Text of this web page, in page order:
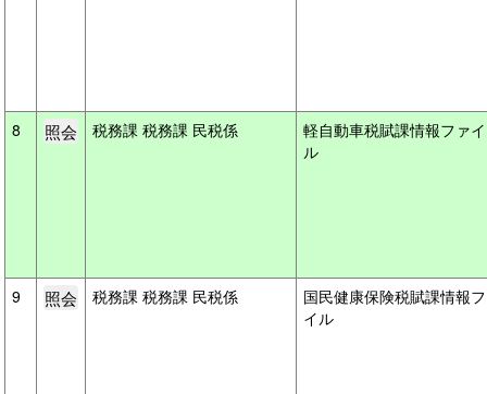
8 税務課 税務課 民税係
軽自動車税賦課情報ファイ
ル
9 税務課 税務課 民税係
国民健康保険税賦課情報
イル